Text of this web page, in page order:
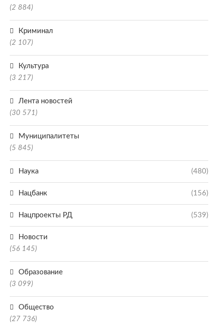
(2 884)
Криминал
(2 107)
Культура
(3 217)
Лента новостей
(30 571)
Муниципалитеты
(5 845)
Наука (480)
Нацбанк (156)
Нацпроекты РД (539)
Новости
(56 145)
Образование
(3 099)
Общество
(27 736)